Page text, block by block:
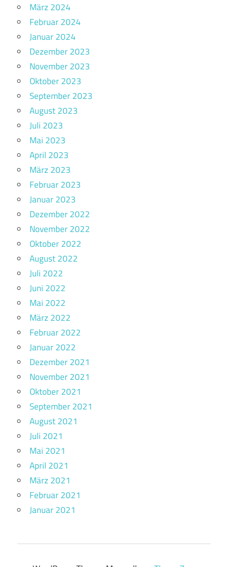
März 2024
Februar 2024
Januar 2024
Dezember 2023
November 2023
Oktober 2023
September 2023
August 2023
Juli 2023
Mai 2023
April 2023
März 2023
Februar 2023
Januar 2023
Dezember 2022
November 2022
Oktober 2022
August 2022
Juli 2022
Juni 2022
Mai 2022
März 2022
Februar 2022
Januar 2022
Dezember 2021
November 2021
Oktober 2021
September 2021
August 2021
Juli 2021
Mai 2021
April 2021
März 2021
Februar 2021
Januar 2021